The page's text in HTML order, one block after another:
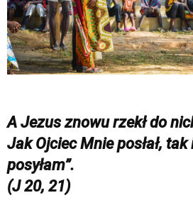
A Jezus znowu rzekł do
Jak Ojciec Mnie posłał,
posyłam”.
(J 20, 21)